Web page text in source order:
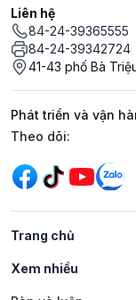
Liên hệ
84-24-39365555
84-24-39342724
41-43 phố Bà
Phát triển và vận
Mạng xã hội
Theo dõi:
Trang chủ
Xem nhiều